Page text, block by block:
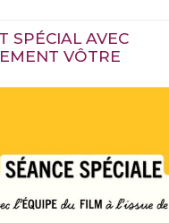
SPÉCIAL AVEC
VÔTRE